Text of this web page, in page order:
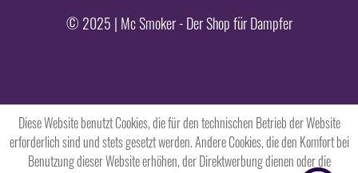
© 2025 | Mc Smoker - Der Shop für Dampfer
Diese Website benutzt Cookies, die für den technischen Betrieb der Website
erforderlich sind und stets gesetzt werden. Andere Cookies, die den Komfort bei
Benutzung dieser Website erhöhen, der Direktwerbung dienen oder die